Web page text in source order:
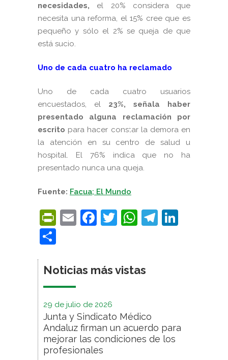
necesidades, el 20% considera que
necesita una reforma, el 15% cree que es
pequeño y sólo el 2% se queja de que
está sucio.
Uno de cada cuatro ha reclamado
Uno de cada cuatro usuarios
encuestados, el 23%, señala haber
presentado alguna reclamación por
escrito para hacer constar la demora en
la atención en su centro de salud u
hospital. El 76% indica que no ha
presentado nunca una queja.
Fuente: Facua; El Mundo
PrintFriendly
EmailFacebook
Twitter
WhatsApp
Noticias más vistas
29 de julio de 2026
Junta y Sindicato Médico
Andaluz firman un acuerdo para
mejorar las condiciones de los
profesionales